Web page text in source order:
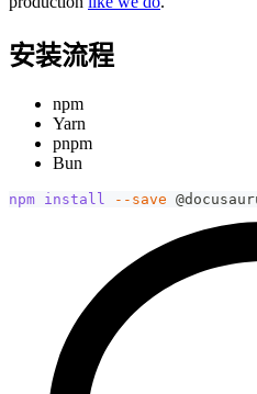
安装流程
npm
Yarn
pnpm
Bun
npm install --save